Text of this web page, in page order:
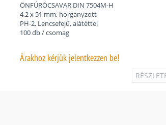
ÖNFÚRÓCSAVAR DIN 7504M-H
4,2 x 51 mm, horganyzott
PH-2, Lencsefejű, alátéttel
100 db / csomag
Árakhoz kérjük jelentkezzen be!